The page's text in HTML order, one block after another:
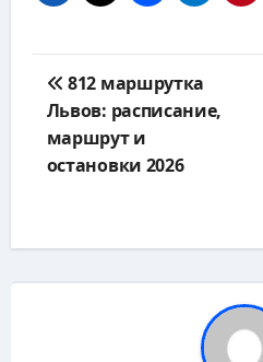
по
записям
812 маршрутка
Львов: расписание,
маршрут и
остановки 2026